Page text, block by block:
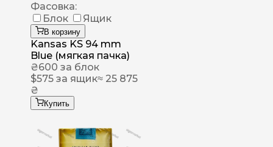
Фасовка:
Блок
Ящик
В корзину
Kansas KS 94 mm
Blue (мягкая пачка)
₴600 за блок
$575 за ящик≈ 25 875
₴
Купить